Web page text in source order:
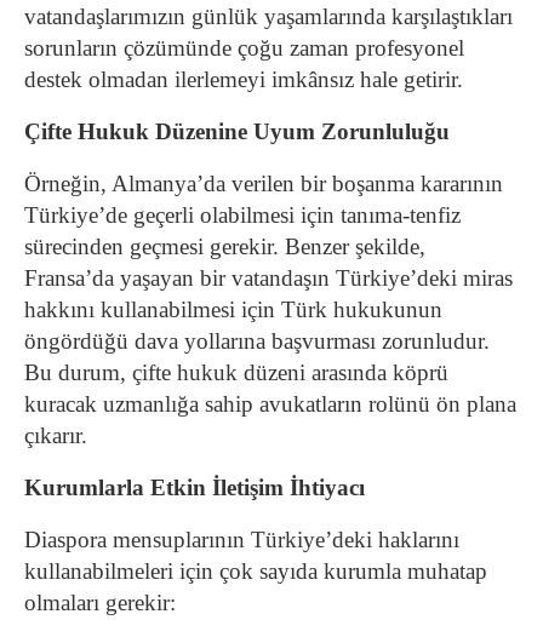
vatandaşlarımızın günlük yaşamlarında karşılaştıkları
sorunların çözümünde çoğu zaman profesyonel
destek olmadan ilerlemeyi imkânsız hale getirir.
Çifte Hukuk Düzenine Uyum Zorunluluğu
Örneğin, Almanya’da verilen bir boşanma kararının
Türkiye’de geçerli olabilmesi için tanıma-tenfiz
sürecinden geçmesi gerekir. Benzer şekilde,
Fransa’da yaşayan bir vatandaşın Türkiye’deki miras
hakkını kullanabilmesi için Türk hukukunun
öngördüğü dava yollarına başvurması zorunludur.
Bu durum, çifte hukuk düzeni arasında köprü
kuracak uzmanlığa sahip avukatların rolünü ön plana
çıkarır.
Kurumlarla Etkin İletişim İhtiyacı
Diaspora mensuplarının Türkiye’deki haklarını
kullanabilmeleri için çok sayıda kurumla muhatap
olmaları gerekir: